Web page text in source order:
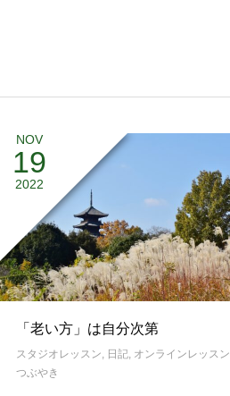
NOV
19
2022
「老い方」は自分次第
スタジオレッスン 日記 オンラインレッスン
つぶやき